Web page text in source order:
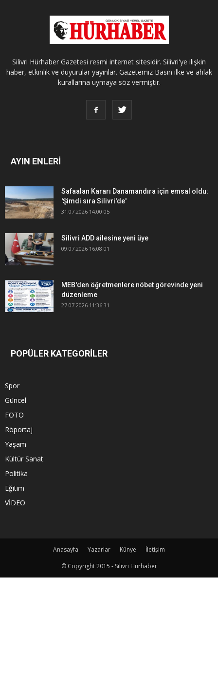
Silivri Hürhaber Gazetesi resmi internet sitesidir. Silivri'ye ilişkin
haber, etkinlik ve duyurular yayınlar. Gazetemiz Basın ilke ve ahlak
kurallarına uymaya söz vermiştir.
AYIN ENLERİ
Safaalan Kararı Danamandıra için emsal oldu:
'Şimdi sıra Silivri'de'
31.07.2026 14:00:05
Silivri ADD ailesine yeni üye
09.07.2026 16:08:01
MEB'den öğretmenlere nöbet görevinde yeni
düzenleme
27.07.2026 11:36:31
POPÜLER KATEGORİLER
Spor
Güncel
FOTO
Röportaj
Yaşam
Kültür Sanat
Politika
Eğitim
VİDEO
Anasayfa Yazarlar Künye
İletişim
© Copyright 2015 - Silivri Hürhaber